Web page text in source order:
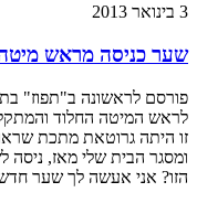
שער כניסה מראש מיטה
לראש המיטה החלוד
זו היתה גרוטאת מתכת
ומסגר הבית שלי מאז, ניסה
הזו? אני אעשה לך שער